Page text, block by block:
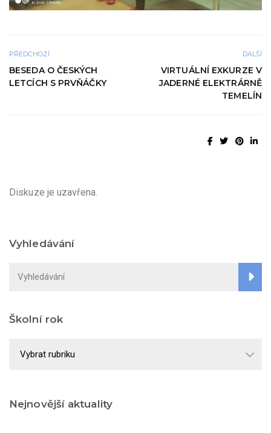
PŘEDCHOZÍ
BESEDA O ČESKÝCH
LETCÍCH S PRVŇÁČKY
DALŠÍ
VIRTUÁLNÍ EXKURZE V
JADERNÉ ELEKTRÁRNĚ
TEMELÍN
Diskuze je uzavřena.
Vyhledávání
Školní rok
rok
Nejnovější aktuality